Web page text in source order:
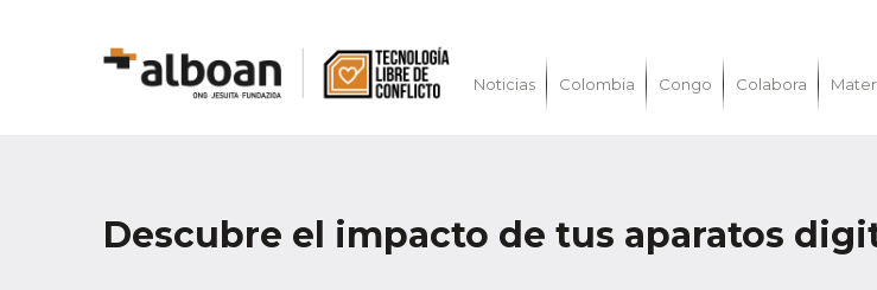
Noticias Colombia Congo Colabora
Descubre el impacto de tus aparatos